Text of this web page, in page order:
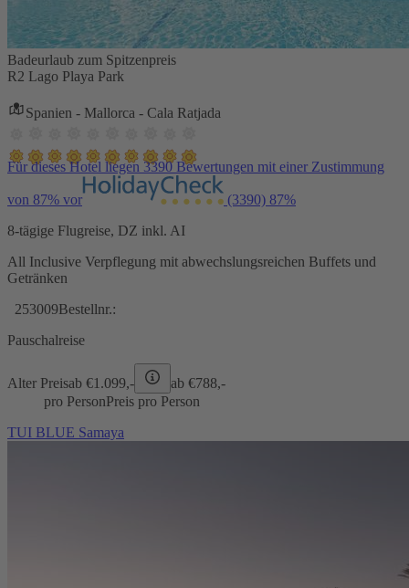
Badeurlaub zum Spitzenpreis
R2 Lago Playa Park
Spanien - Mallorca - Cala Ratjada
Für dieses Hotel liegen 3390 Bewertungen mit einer Zustimmung
von 87% vor (3390) 87%
8-tägige Flugreise, DZ inkl. AI
All Inclusive Verpflegung mit abwechslungsreichen Buffets und
Getränken
253009Bestellnr.:
Pauschalreise
Alter Preisab €1.099,- ab €788,-
pro PersonPreis pro Person
TUI BLUE Samaya